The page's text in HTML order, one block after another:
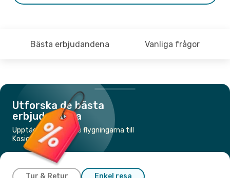
Bästa erbjudandena Vanliga frågor
Utforska de bästa
erbjudandena
Upptäck de billigaste flygningarna till
Kosice
Tur & Retur Enkel resa